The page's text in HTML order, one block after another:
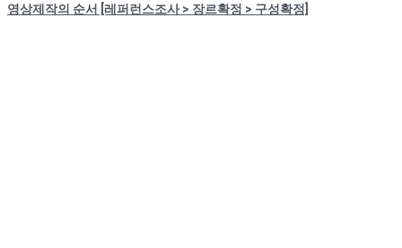
영상제작의 순서 [레퍼런스조사 > 장르확정 > 구성확정]